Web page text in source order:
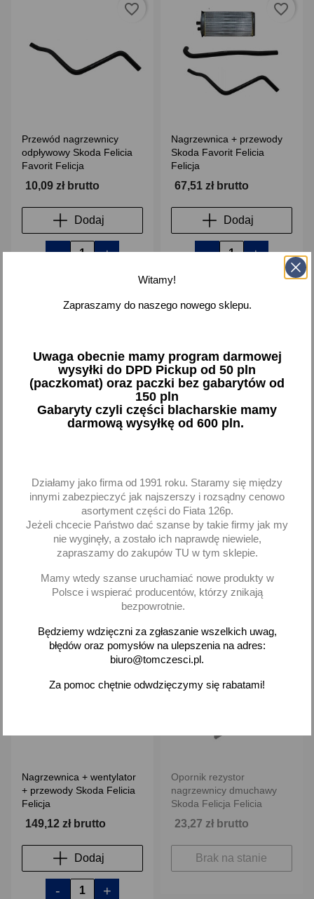
Przewód nagrzewnicy
odpływowy Skoda Felicia
Favorit Felicja
10,09 zł brutto
Dodaj
- +
favorite_border
Nagrzewnica + przewody
Skoda Favorit Felicia
Felicja
67,51 zł brutto
Dodaj
- +
favorite_border
50,22 zł brutto
Dodaj
Skoda Felicja Felicia
82,77 zł brutto
Dodaj
+
Nagrzewnica + wentylator
+ przewody Skoda Felicia
Felicja
149,12 zł brutto
Dodaj
- +
favorite_border
Opornik rezystor
nagrzewnicy dmuchawy
Skoda Felicja Felicia
23,27 zł brutto
Brak na stanie
Witamy!
Zapraszamy do naszego nowego sklepu.
Uwaga obecnie mamy program darmowej
wysyłki do DPD Pickup od 50 pln
(paczkomat) oraz paczki bez gabarytów od
150 pln
Gabaryty czyli części blacharskie mamy
darmową wysyłkę od 600 pln.
Działamy jako firma od 1991 roku. Staramy się między
innymi zabezpieczyć jak najszerszy i rozsądny cenowo
asortyment części do Fiata 126p.
Jeżeli chcecie Państwo dać szanse by takie firmy jak my
nie wyginęły, a zostało ich naprawdę niewiele,
zapraszamy do zakupów TU w tym sklepie.
Mamy wtedy szanse uruchamiać nowe produkty w
Polsce i wspierać producentów, którzy znikają
bezpowrotnie.
Będziemy wdzięczni za zgłaszanie wszelkich uwag,
błędów oraz pomysłów na ulepszenia na adres:
biuro@tomczesci.pl.
Za pomoc chętnie odwdzięczymy się rabatami!